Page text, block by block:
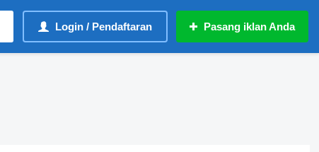
Login / Pendaftaran Pasang iklan Anda